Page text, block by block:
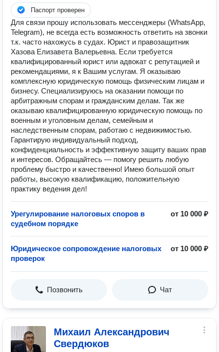
Паспорт проверен
Для связи прошу использовать мессенджеры (WhatsApp,
Telegram), не всегда есть возможность ответить на звонки
т.к. часто нахожусь в судах. Юрист и правозащитник
Хазова Елизавета Валерьевна. Если требуется
квалифицированный юрист или адвокат с репутацией и
рекомендациями, я к Вашим услугам. Я оказываю
комплексную юридическую помощь физическим лицам и
бизнесу. Специализируюсь на оказании помощи по
арбитражным спорам и гражданским делам. Так же
оказываю квалифицированную юридическую помощь по
военным и уголовным делам, семейным и
наследственным спорам, работаю с недвижимостью.
Гарантирую индивидуальный подход,
конфиденциальность и эффективную защиту ваших прав
и интересов. Обращайтесь — помогу решить любую
проблему быстро и качественно! Имею большой опыт
работы, высокую квалификацию, положительную
практику ведения дел!
Урегулирование налоговых споров в
судебном порядке
от 10 000 ₽
Юридическое сопровождение налоговых
проверок
от 10 000 ₽
Позвонить Чат
Михаил Александрович
Свердюков